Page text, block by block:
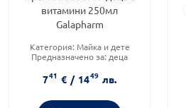
витамини 250мл
Galapharm
Категория: Майка и дете
Предназначено за: деца
741 € / 1449 лв.